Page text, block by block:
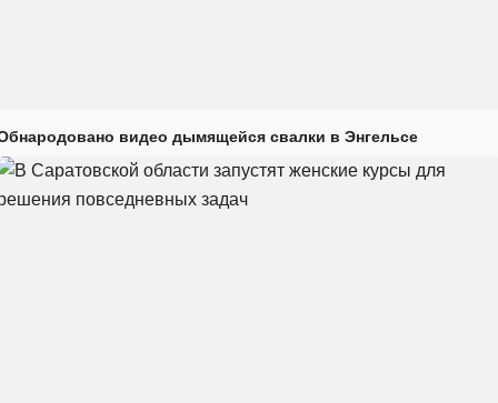
видео дымящейся свалки в Энгельсе